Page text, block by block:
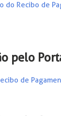
do Recibo de
pelo
de